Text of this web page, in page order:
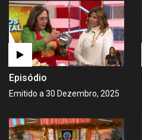
Episódio
Emitido a 30 Dezembro, 2025